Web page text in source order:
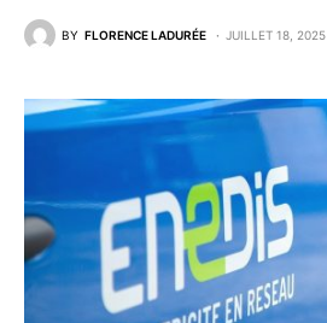
BY FLORENCE LADURÉE JUILLET 18, 2025